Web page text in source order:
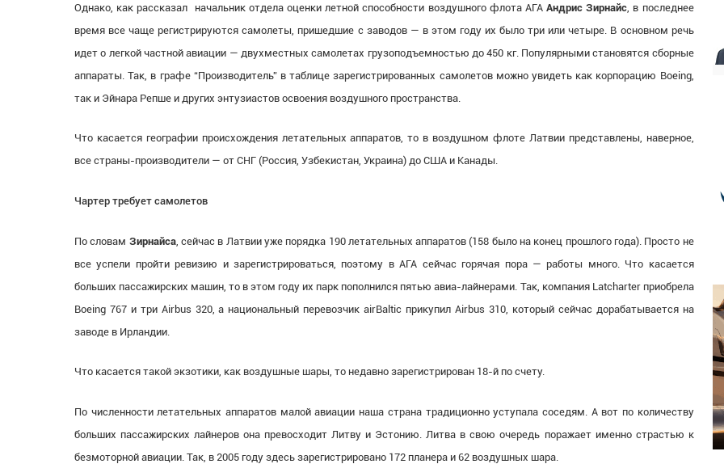
Однако, как рассказал начальник отдела оценки летной способности воздушного флота АГААндрис Зирнайс , в последнее
время все чаще регистрируются самолеты, пришедшие с заводов — в этом году их было три или четыре. В основном речь
идет о легкой частной авиации — двухместных самолетах грузоподъемностью до 450 кг. Популярными становятся сборные
аппараты. Так, в графе “Производитель” в таблице зарегистрированных самолетов можно увидеть как корпорацию Boeing,
так и Эйнара Репше и других энтузиастов освоения воздушного пространства.
Что касается географии происхождения летательных аппаратов, то в воздушном флоте Латвии представлены, наверное,
все страны-производители — от СНГ (Россия, Узбекистан, Украина) до США и Канады.
Чартер требует самолетов
По словам Зирнайса, сейчас в Латвии уже порядка 190 летательных аппаратов (158 было на конец прошлого года). Просто не
все успели пройти ревизию и зарегистрироваться, поэтому в АГА сейчас горячая пора — работы много. Что касается
больших пассажирских машин, то в этом году их парк пополнился пятью авиа-лайнерами. Так, компания Latcharter приобрела
Boeing 767 и три Airbus 320, а национальный перевозчик airBaltic прикупил Аirbus 310, который сейчас дорабатывается на
заводе в Ирландии.
Что касается такой экзотики, как воздушные шары, то недавно зарегистрирован 18-й по счету.
По численности летательных аппаратов малой авиации наша страна традиционно уступала соседям. А вот по количеству
больших пассажирских лайнеров она превосходит Литву и Эстонию. Литва в свою очередь поражает именно страстью к
безмоторной авиации. Так, в 2005 году здесь зарегистрировано 172 планера и 62 воздушных шара.